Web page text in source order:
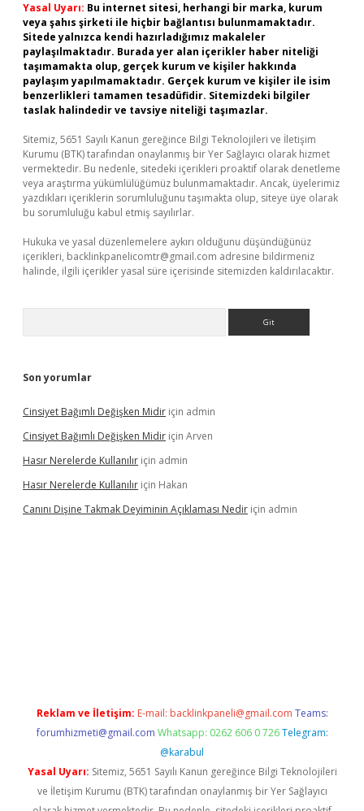
Yasal Uyarı: Bu internet sitesi, herhangi bir marka, kurum
veya şahıs şirketi ile hiçbir bağlantısı bulunmamaktadır.
Sitede yalnızca kendi hazırladığımız makaleler
paylaşılmaktadır. Burada yer alan içerikler haber niteliği
taşımamakta olup, gerçek kurum ve kişiler hakkında
paylaşım yapılmamaktadır. Gerçek kurum ve kişiler ile isim
benzerlikleri tamamen tesadüfidir. Sitemizdeki bilgiler
taslak halindedir ve tavsiye niteliği taşımazlar.
Sitemiz, 5651 Sayılı Kanun gereğince Bilgi Teknolojileri ve İletişim
Kurumu (BTK) tarafından onaylanmış bir Yer Sağlayıcı olarak hizmet
vermektedir. Bu nedenle, sitedeki içerikleri proaktif olarak denetleme
veya araştırma yükümlülüğümüz bulunmamaktadır. Ancak, üyelerimiz
yazdıkları içeriklerin sorumluluğunu taşımakta olup, siteye üye olarak
bu sorumluluğu kabul etmiş sayılırlar.
Hukuka ve yasal düzenlemelere aykırı olduğunu düşündüğünüz
içerikleri, backlinkpanelicomtr@gmail.com adresine bildirmeniz
halinde, ilgili içerikler yasal süre içerisinde sitemizden kaldırılacaktır.
Son yorumlar
Cinsiyet Bağımlı Değişken Midir için admin
Cinsiyet Bağımlı Değişken Midir için Arven
Hasır Nerelerde Kullanılır için admin
Hasır Nerelerde Kullanılır için Hakan
Canını Dişine Takmak Deyiminin Açıklaması Nedir için admin
Reklam ve İletişim: E-mail: backlinkpaneli@gmail.com Teams:
forumhizmeti@gmail.com Whatsapp: 0262 606 0 726 Telegram:
@karabul
Yasal Uyarı: Sitemiz, 5651 Sayılı Kanun gereğince Bilgi Teknolojileri
ve İletişim Kurumu (BTK) tarafından onaylanmış bir Yer Sağlayıcı